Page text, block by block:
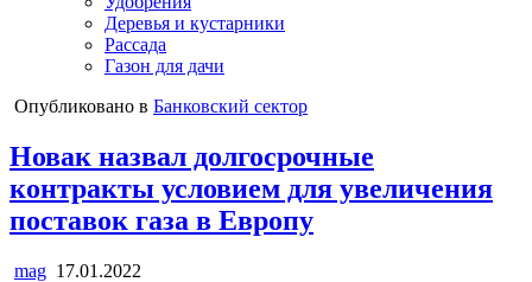
Деревья и кустарники
Рассада
Газон для дачи
Опубликовано в Банковский сектор
Новак назвал долгосрочные
контракты условием для увеличения
поставок газа в Европу
mag 17.01.2022